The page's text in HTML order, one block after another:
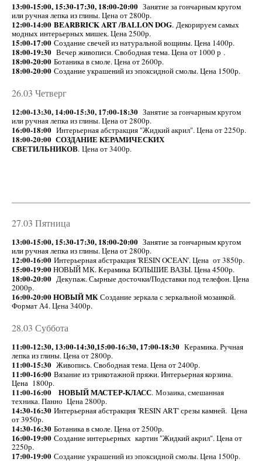
13:00-15:00, 15:30-17:30, 18:00-20:00 Занятие за гончарным кругом
или ручная лепка из глины. Цена от 2800р.
12:00-14:00 BEARBRICK ART /BALLON DOG. Декорируем самых
модных интерьерных мишек. Цена 2500р.
​15:00-17:00 Создание свечей из натуральной вощины. Цена 1400р.
18:00-19:30 Вечер живописи. Свободная тема. Цена от 1000 р .
18:00-20:00 Ботаника в смоле. Цена от 2600р.
18:00-20:00 Создание украшений из эпоксидной смолы. Цена 1500р.
26.03 Четверг
12:00-13:30, 14:00-15:30, 17:00-18:30 Занятие за гончарным кругом
или ручная лепка из глины. Цена от 2800р.
16:00-18:00 Интерьерная абстракция "Жидкий акрил". Цена от 2250р.
18:00-20:00 СОЗДАНИЕ КЕРАМИЧЕСКИХ
СВЕТИЛЬНИКОВ. Цена от 3400р.
27.03 Пятница
13:00-15:00, 15:30-17:30, 18:00-20:00 Занятие за гончарным кругом
или ручная лепка из глины. Цена от 2800р.
12:00-16:00 Интерьерная абстракция 'RESIN OCEAN'. Цена от 3850р.
15:00-19:00НОВЫЙ МК. Керамика БОЛЬШИЕ ВАЗЫ. Цена 4500р.
18:00-20:00 Декупаж. Сырные досточки/Подставки под телефон. Цена
2000р.
16:00-20:00НОВЫЙ МКСоздание зеркала с зеркальной мозаикой.
Формат А4. Цена 3400р.
28.03 Суббота
11:00-12:30, 13:00-14:30,15:00-16:30, 17:00-18:30 Керамика. Ручная
лепка из глины. Цена от 2800р.
11:00-15:30 Живопись. Свободная тема. Цена от 2400р.
11:00-16:00 Вязание из трикотажной пряжи. Интерьерная корзина.
Цена 1800р.
11:00-16:00 НОВЫЙ МАСТЕР-КЛАСС. Мозаика, смешанная
техника. Панно Цена 2800р.
14:30-16:30 Интерьерная абстракция 'RESIN ART' срезы камней. Цена
от 3950р.
14:30-16:30 Ботаника в смоле. Цена от 2500р.
16:00-19:00 Создание интерьерных картин "Жидкий акрил". Цена от
2250р.
17:00-19:00 Создание украшений из эпоксидной смолы. Цена 1500р.